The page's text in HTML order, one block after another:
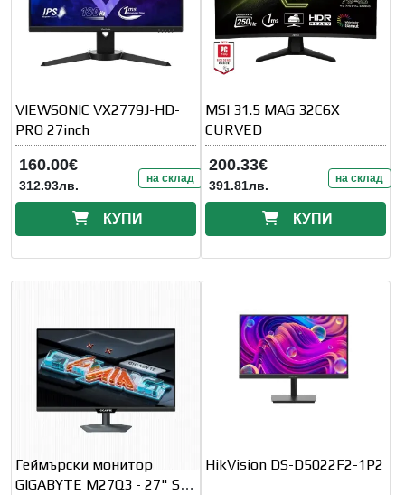
VIEWSONIC VX2779J-HD-
PRO 27inch
160.00€
312.93лв. на склад
КУПИ
MSI 31.5 MAG 32C6X
CURVED
200.33€
391.81лв. на склад
КУПИ
Геймърски монитор
GIGABYTE M27Q3 - 27" SS
HikVision DS-D5022F2-1P2